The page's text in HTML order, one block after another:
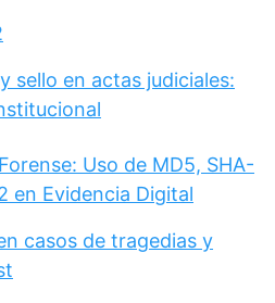
sello en actas judiciales:
Uso de MD5, SHA-
en Evidencia Digital
casos de tragedias y